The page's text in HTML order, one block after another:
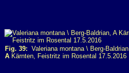
Fig. 39: Valeriana montana \ Berg-Baldrian
A Kärnten, Feistritz im Rosental 17.5.2016